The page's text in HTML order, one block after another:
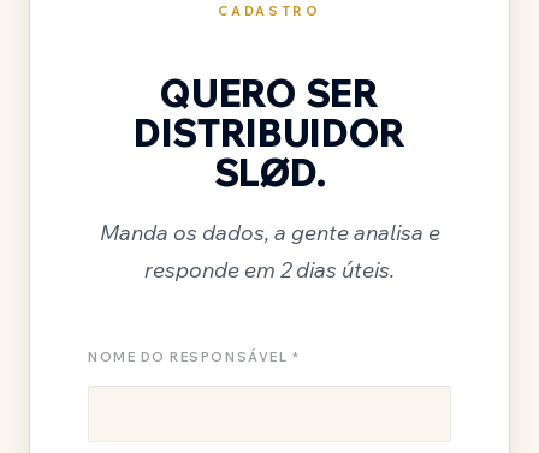
CADASTRO
QUERO SER
DISTRIBUIDOR
SLØD.
Manda os dados, a gente analisa e
responde em 2 dias úteis.
NOME DO RESPONSÁVEL *